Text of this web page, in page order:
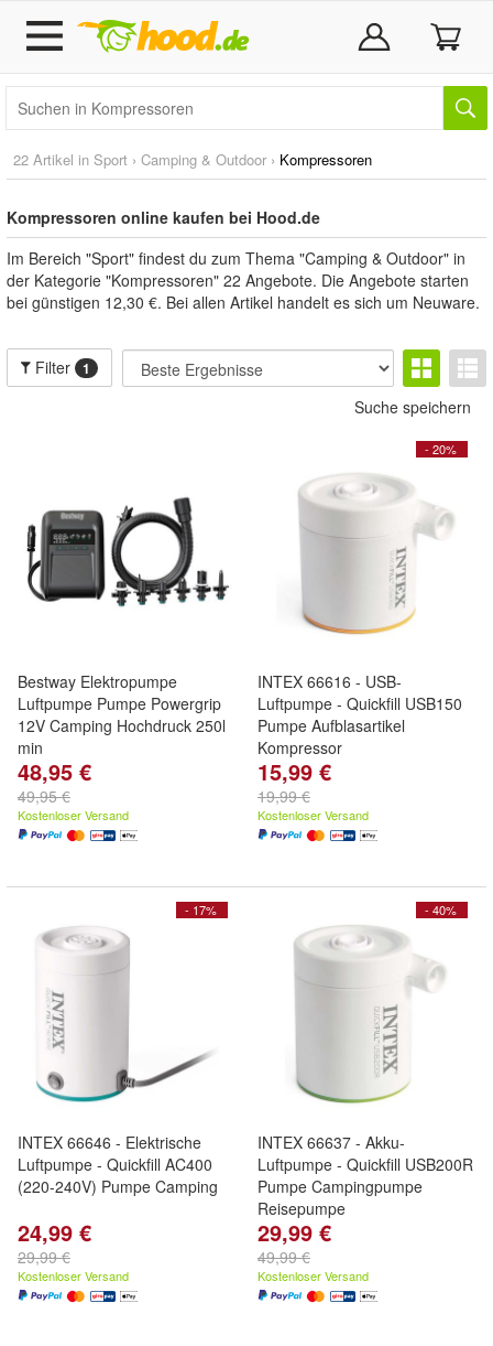
22 Artikel in Sport › Camping & Outdoor › Kompressoren
Kompressoren online kaufen bei Hood.de
Im Bereich "Sport" findest du zum Thema "Camping & Outdoor" in
der Kategorie "Kompressoren" 22 Angebote. Die Angebote starten
bei günstigen 12,30 €. Bei allen Artikel handelt es sich um Neuware.
Filter 1
Suche speichern
Bestway Elektropumpe
Luftpumpe Pumpe Powergrip
12V Camping Hochdruck 250l
min
48,95 €
49,95 €
Kostenloser Versand
- 20%
INTEX 66616 - USB-
Luftpumpe - Quickfill USB150
Pumpe Aufblasartikel
Kompressor
15,99 €
19,99 €
Kostenloser Versand
- 17%
INTEX 66646 - Elektrische
Luftpumpe - Quickfill AC400
(220-240V) Pumpe Camping
24,99 €
29,99 €
Kostenloser Versand
- 40%
INTEX 66637 - Akku-
Luftpumpe - Quickfill USB200R
Pumpe Campingpumpe
Reisepumpe
29,99 €
49,99 €
Kostenloser Versand